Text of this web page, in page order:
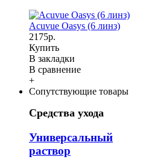
Acuvue Oasys (6 линз)
2175р.
Купить
В закладки
В сравнение
+
Сопутствующие товары
Средства ухода
Универсальный
раствор